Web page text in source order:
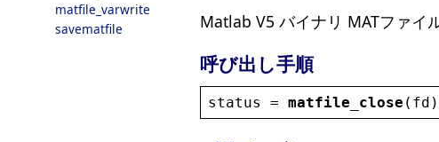
matfile_varwrite
savematfile
Matlab V5 バイナリ MATファイ
呼び出し手順
status = matfile_close ( fd )